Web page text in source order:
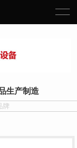
生产制造
牌